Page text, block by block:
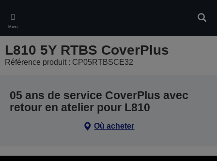
main
content
Menu
L810 5Y RTBS CoverPlus
Référence produit : CP05RTBSCE32
05 ans de service CoverPlus avec
retour en atelier pour L810
Où acheter